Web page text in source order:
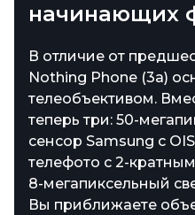
начинающих
В отличие от
Nothing Phone (3a)
телеобъективом.
теперь три: 50-
сенсор Samsung с
телефото с 2-
8-мегапиксельный
Вы приближаете